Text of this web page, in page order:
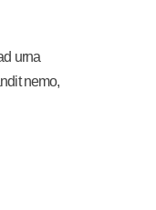
urna
nemo,